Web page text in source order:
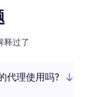
释过了
代理使用吗?